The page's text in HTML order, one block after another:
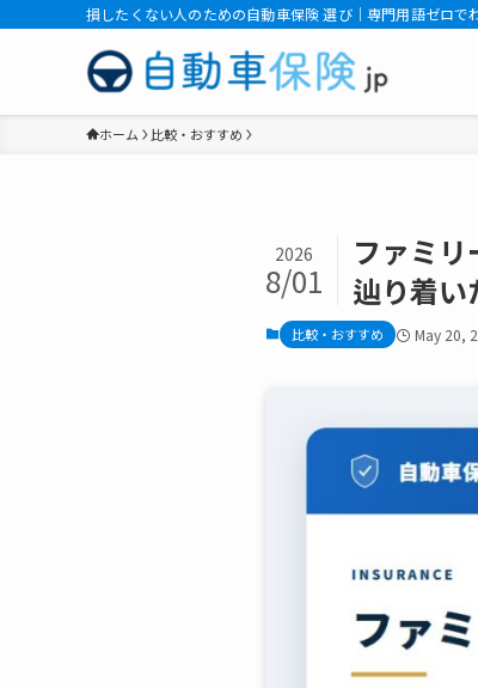
損したくない人のための自動車保険 選び｜専門用語ゼロ
ホーム 比較・おすすめ
ファミ
辿り着い
2026
8/01
比較・おすすめ May 20,